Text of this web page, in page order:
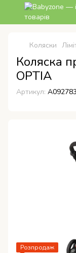
Коляски
Коляска
OPTIA
Артикул: A092783
Розпродаж